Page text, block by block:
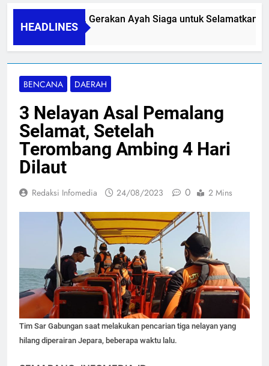
HEADLINES
PAPA SIDINI, Gerakan Ayah Siaga untuk Selamatkan
06/08/2026
BENCANA DAERAH
3 Nelayan Asal Pemalang
Selamat, Setelah
Terombang Ambing 4 Hari
Dilaut
Redaksi Infomedia 24/08/2023 0 2 Mins
Tim Sar Gabungan saat melakukan pencarian tiga nelayan yang
hilang diperairan Jepara, beberapa waktu lalu.